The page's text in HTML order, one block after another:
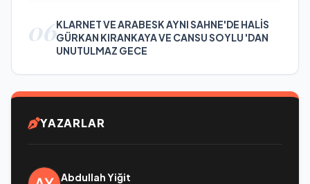
06KLARNET VE ARABESK AYNI SAHNE'DE HALİS
GÜRKAN KIRANKAYA VE CANSU SOYLU 'DAN
UNUTULMAZ GECE
YAZARLAR
Abdullah Yiğit